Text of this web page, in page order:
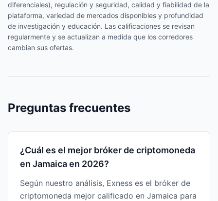
diferenciales), regulación y seguridad, calidad y fiabilidad de la
plataforma, variedad de mercados disponibles y profundidad
de investigación y educación. Las calificaciones se revisan
regularmente y se actualizan a medida que los corredores
cambian sus ofertas.
Preguntas frecuentes
¿Cuál es el mejor bróker de criptomoneda
en Jamaica en 2026?
Según nuestro análisis, Exness es el bróker de
criptomoneda mejor calificado en Jamaica para